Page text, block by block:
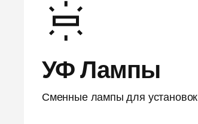
УФ Лампы
Сменные лампы для установок